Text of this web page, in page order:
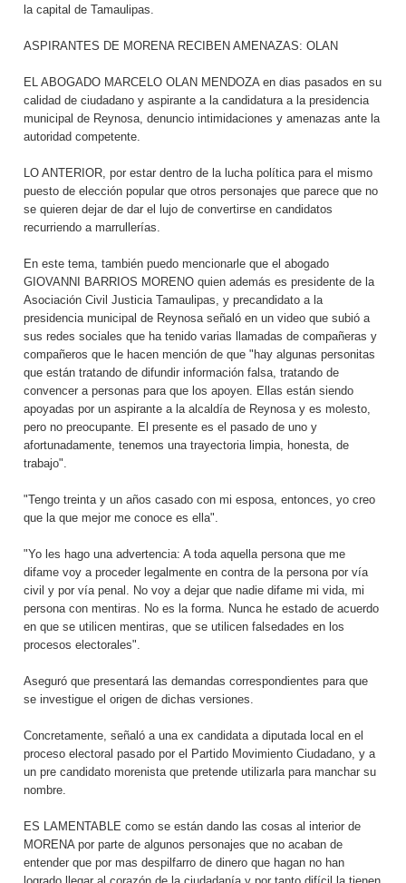
la capital de Tamaulipas.
ASPIRANTES DE MORENA RECIBEN AMENAZAS: OLAN
EL ABOGADO MARCELO OLAN MENDOZA en dias pasados en su
calidad de ciudadano y aspirante a la candidatura a la presidencia
municipal de Reynosa, denuncio intimidaciones y amenazas ante la
autoridad competente.
LO ANTERIOR, por estar dentro de la lucha política para el mismo
puesto de elección popular que otros personajes que parece que no
se quieren dejar de dar el lujo de convertirse en candidatos
recurriendo a marrullerías.
En este tema, también puedo mencionarle que el abogado
GIOVANNI BARRIOS MORENO quien además es presidente de la
Asociación Civil Justicia Tamaulipas, y precandidato a la
presidencia municipal de Reynosa señaló en un video que subió a
sus redes sociales que ha tenido varias llamadas de compañeras y
compañeros que le hacen mención de que "hay algunas personitas
que están tratando de difundir información falsa, tratando de
convencer a personas para que los apoyen. Ellas están siendo
apoyadas por un aspirante a la alcaldía de Reynosa y es molesto,
pero no preocupante. El presente es el pasado de uno y
afortunadamente, tenemos una trayectoria limpia, honesta, de
trabajo".
"Tengo treinta y un años casado con mi esposa, entonces, yo creo
que la que mejor me conoce es ella".
"Yo les hago una advertencia: A toda aquella persona que me
difame voy a proceder legalmente en contra de la persona por vía
civil y por vía penal. No voy a dejar que nadie difame mi vida, mi
persona con mentiras. No es la forma. Nunca he estado de acuerdo
en que se utilicen mentiras, que se utilicen falsedades en los
procesos electorales".
Aseguró que presentará las demandas correspondientes para que
se investigue el origen de dichas versiones.
Concretamente, señaló a una ex candidata a diputada local en el
proceso electoral pasado por el Partido Movimiento Ciudadano, y a
un pre candidato morenista que pretende utilizarla para manchar su
nombre.
ES LAMENTABLE como se están dando las cosas al interior de
MORENA por parte de algunos personajes que no acaban de
entender que por mas despilfarro de dinero que hagan no han